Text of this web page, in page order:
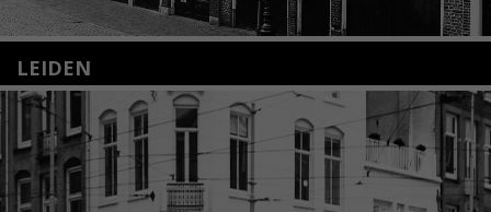
LEIDEN
Nieuwstraat 35
2312 KA Leiden
+31(0)71 – 52 84 480
info@kunsthuisleiden.nl